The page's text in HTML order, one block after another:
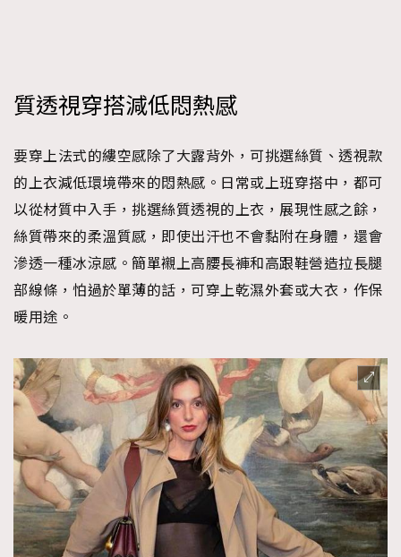
質透視穿搭減低悶熱感
要穿上法式的縷空感除了大露背外，可挑選絲質、透視款
的上衣減低環境帶來的悶熱感。日常或上班穿搭中，都可
以從材質中入手，挑選絲質透視的上衣，展現性感之餘，
絲質帶來的柔溫質感，即使出汗也不會黏附在身體，還會
滲透一種冰涼感。簡單襯上高腰長褲和高跟鞋營造拉長腿
部線條，怕過於單薄的話，可穿上乾濕外套或大衣，作保
暖用途。